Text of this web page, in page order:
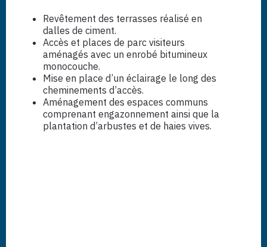
Revêtement des terrasses réalisé en
dalles de ciment.
Accès et places de parc visiteurs
aménagés avec un enrobé bitumineux
monocouche.
Mise en place d’un éclairage le long des
cheminements d’accès.
Aménagement des espaces communs
comprenant engazonnement ainsi que la
plantation d’arbustes et de haies vives.